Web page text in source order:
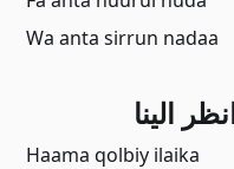
Wa anta sirrun nadaa
ﺍﻟﻴﻨﺎ
Haama qolbiy ilaika